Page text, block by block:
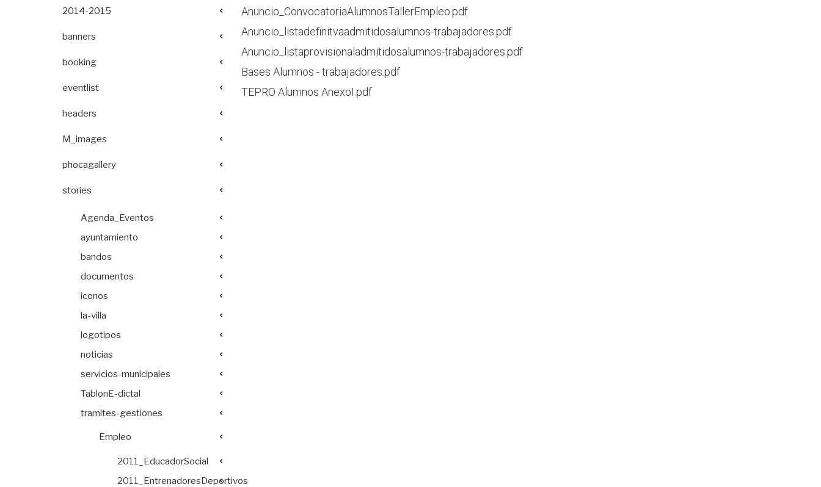
Anuncio_ConvocatoriaAlumnosTallerEmpleo.pdf
Anuncio_listadefinitvaadmitidosalumnos-trabajadores.pdf
Anuncio_listaprovisionaladmitidosalumnos-trabajadores.pdf
Bases Alumnos - trabajadores.pdf
TEPRO Alumnos AnexoI.pdf
2014-2015
banners
booking
eventlist
headers
M_images
phocagallery
stories
Agenda_Eventos
ayuntamiento
bandos
documentos
iconos
la-villa
logotipos
noticias
servicios-municipales
TablonE-dictal
tramites-gestiones
Empleo
2011_EducadorSocial
2011_EntrenadoresDeportivos